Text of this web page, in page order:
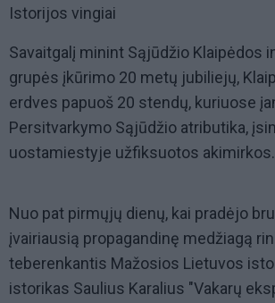
Istorijos vingiai
Savaitgalį minint Sąjūdžio Klaipėdos
grupės įkūrimo 20 metų jubiliejų,
erdves papuoš 20 stendų, kuriuose
Persitvarkymo Sąjūdžio atributika,
uostamiestyje užfiksuotos akimirkos.
Nuo pat pirmųjų dienų, kai pradėjo
įvairiausią propagandinę medžiagą
teberenkantis Mažosios Lietuvos
istorikas Saulius Karalius "Vakarų